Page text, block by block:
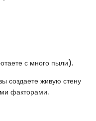
с много пыли).
создаете живую стену
факторами.